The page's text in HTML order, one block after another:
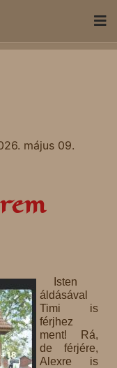
május 09.
Isten
áldásával
Timi is
férjhez
ment! Rá,
de férjére,
Alexre is